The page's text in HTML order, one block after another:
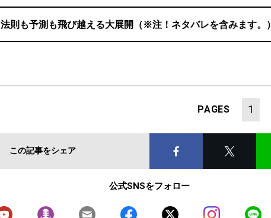
法則も予測も飛び越える大展開（※注！ネタバレを含みます。）
PAGES 1
この記事をシェア
公式SNSをフォロー